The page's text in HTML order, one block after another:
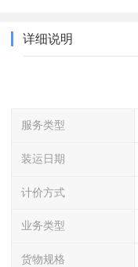
详细说明
服务类型
装运日期
计价方式
业务类型
货物规格